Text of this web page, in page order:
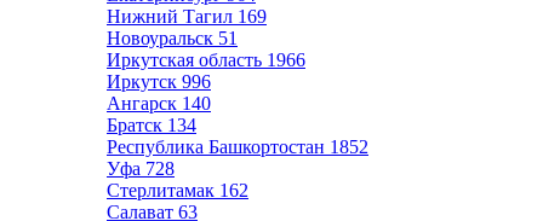
Нижний Тагил 169
Новоуральск 51
Иркутская область 1966
Иркутск 996
Ангарск 140
Братск 134
Республика Башкортостан 1852
Уфа 728
Стерлитамак 162
Салават 63